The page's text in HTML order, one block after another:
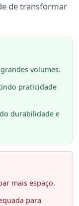
de transformar
volumes.
praticidade
durabilidade e
mais espaço.
para